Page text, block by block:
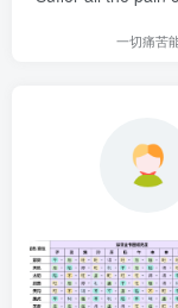
一切痛苦